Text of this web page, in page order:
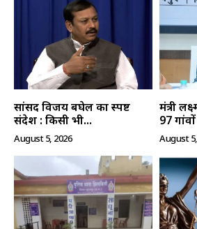
सांसद विजय बघेल का स्पष्ट
संदेश : किसी भी...
August 5, 2026
मंत्री
97
August